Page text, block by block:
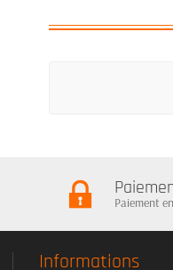
Paiement
Informations